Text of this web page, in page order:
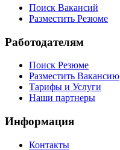
Поиск Вакансий
Разместить Резюме
Работодателям
Поиск Резюме
Разместить Вакансию
Тарифы и Услуги
Наши партнеры
Информация
Контакты